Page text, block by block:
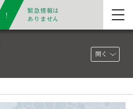
緊急情報は
ありません
開く